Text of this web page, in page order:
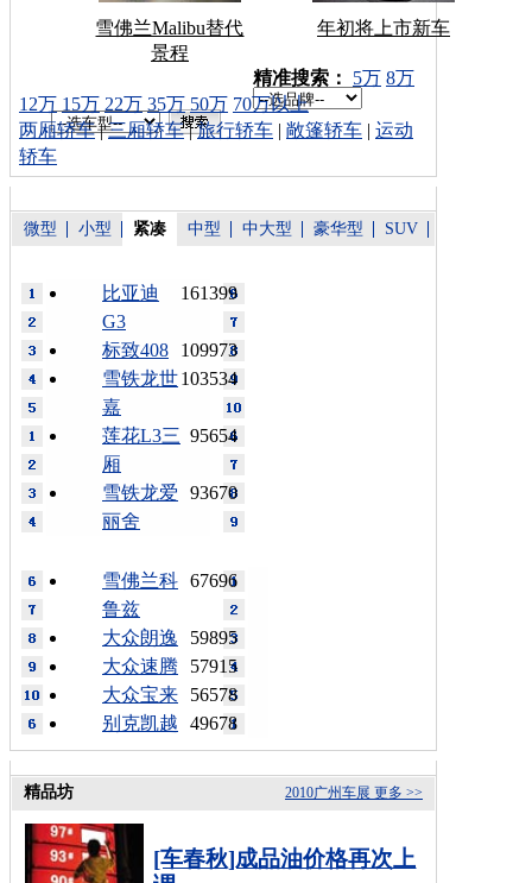
雪佛兰Malibu替代
景程
年初将上市新车
车型搜索：
精准搜索： 5万 8万
12万 15万 22万 35万 50万 70万以上
两厢轿车|三厢轿车|旅行轿车 | 敞篷轿车 | 运动
轿车
微型 小型 紧凑 中型 中大型 豪华型 SUV
161399
比亚迪
G3
109973
标致408
103534
雪铁龙世
嘉
95654
莲花L3三
厢
93670
雪铁龙爱
丽舍
67696
雪佛兰科
鲁兹
59895
大众朗逸
57915
大众速腾
56578
大众宝来
49678
别克凯越
更多 >>
2010广州车展
精品坊
[车春秋]成品油价格再次上